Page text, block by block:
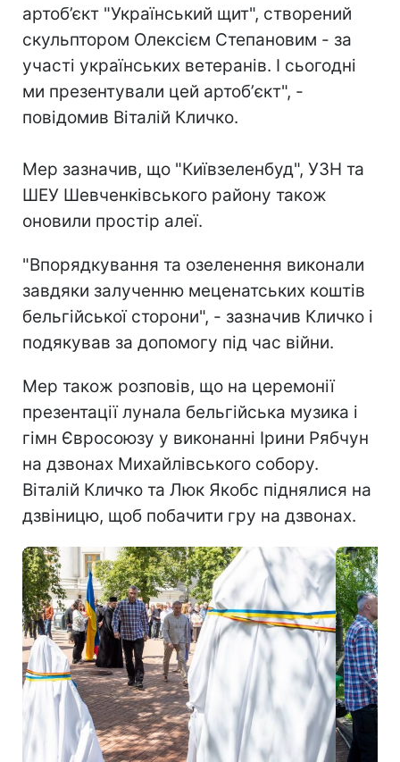
артоб’єкт "Український щит", створений
скульптором Олексієм Степановим - за
участі українських ветеранів. І сьогодні
ми презентували цей артобʼєкт", -
повідомив Віталій Кличко.
Мер зазначив, що "Київзеленбуд", УЗН та
ШЕУ Шевченківського району також
оновили простір алеї.
"Впорядкування та озеленення виконали
завдяки залученню меценатських коштів
бельгійської сторони", - зазначив Кличко і
подякував за допомогу під час війни.
Мер також розповів, що на церемонії
презентації лунала бельгійська музика і
гімн Євросоюзу у виконанні Ірини Рябчун
на дзвонах Михайлівського собору.
Віталій Кличко та Люк Якобс піднялися на
дзвіницю, щоб побачити гру на дзвонах.